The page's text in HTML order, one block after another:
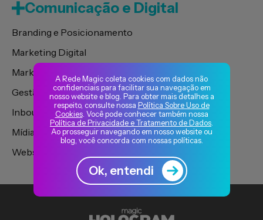
Comunicação e Digital
Branding e Posicionamento
Marketing Digital
Marketing de Conteúdo
Gestão de Influencers
Inbound Marketing
Mídia de Performance
Websites, Portais e Plataformas
A Rede Magic coleta cookies com dados não
confidenciais para facilitar sua navegação em
nosso website e blog. Para obter mais detalhes a
respeito, consulte nossa Política Sobre Uso de
Cookies. Você pode conhecer também nossa
Política de Privacidade e Tratamento de Dados
Ao prosseguir navegando em nosso website ou
blog, você concorda com nossas políticas.
Ok, entendi